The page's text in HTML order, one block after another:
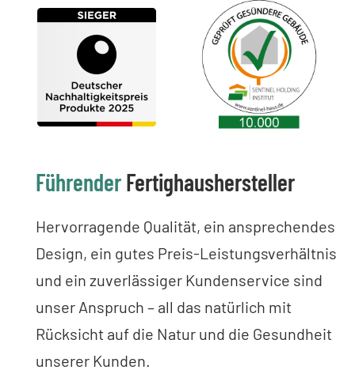
FührenderFertighaushersteller
Hervorragende Qualität, ein ansprechendes
Design, ein gutes Preis-Leistungsverhältnis
und ein zuverlässiger Kundenservice sind
unser Anspruch – all das natürlich mit
Rücksicht auf die Natur und die Gesundheit
unserer Kunden.